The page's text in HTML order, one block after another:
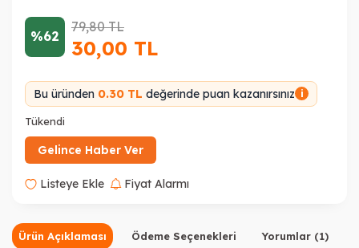
%62
79,80TL
30,00 TL
Bu üründen 0.30 TL değerinde puan kazanırsınız i
Tükendi
Gelince Haber Ver
Listeye Ekle Fiyat Alarmı
Ürün Açıklaması Ödeme Seçenekleri Yorumlar (1)